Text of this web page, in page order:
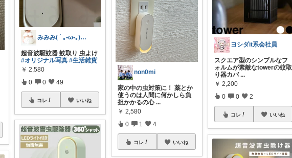
みみみ( ´ ｡•ω•｡)っ⌒♡｡
超音波駆蚊器 蚊取り 虫よけ
#オリジナル写真 #生活雑貨
￥ 2,580
0 0 49
コレ いいね
non0mi
家の中の虫対策に！ 薬とか
使うのは人間に何かしら負
担かかるの心 ...
￥ 2,580
0 1 4
コレ いいね
ヨシダit系会社員
スクエア型のシンプルなフ
ォルムが素敵なtowerの蚊取
り器カバ ...
￥ 2,200
0 0 2
コレ いいね